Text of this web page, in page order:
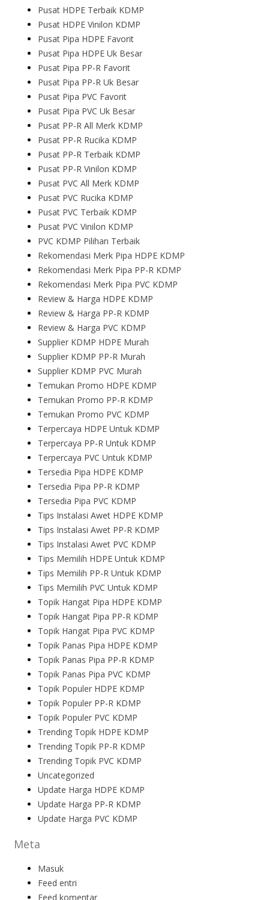
Pusat HDPE Terbaik KDMP
Pusat HDPE Vinilon KDMP
Pusat Pipa HDPE Favorit
Pusat Pipa HDPE Uk Besar
Pusat Pipa PP-R Favorit
Pusat Pipa PP-R Uk Besar
Pusat Pipa PVC Favorit
Pusat Pipa PVC Uk Besar
Pusat PP-R All Merk KDMP
Pusat PP-R Rucika KDMP
Pusat PP-R Terbaik KDMP
Pusat PP-R Vinilon KDMP
Pusat PVC All Merk KDMP
Pusat PVC Rucika KDMP
Pusat PVC Terbaik KDMP
Pusat PVC Vinilon KDMP
PVC KDMP Pilihan Terbaik
Rekomendasi Merk Pipa HDPE KDMP
Rekomendasi Merk Pipa PP-R KDMP
Rekomendasi Merk Pipa PVC KDMP
Review & Harga HDPE KDMP
Review & Harga PP-R KDMP
Review & Harga PVC KDMP
Supplier KDMP HDPE Murah
Supplier KDMP PP-R Murah
Supplier KDMP PVC Murah
Temukan Promo HDPE KDMP
Temukan Promo PP-R KDMP
Temukan Promo PVC KDMP
Terpercaya HDPE Untuk KDMP
Terpercaya PP-R Untuk KDMP
Terpercaya PVC Untuk KDMP
Tersedia Pipa HDPE KDMP
Tersedia Pipa PP-R KDMP
Tersedia Pipa PVC KDMP
Tips Instalasi Awet HDPE KDMP
Tips Instalasi Awet PP-R KDMP
Tips Instalasi Awet PVC KDMP
Tips Memilih HDPE Untuk KDMP
Tips Memilih PP-R Untuk KDMP
Tips Memilih PVC Untuk KDMP
Topik Hangat Pipa HDPE KDMP
Topik Hangat Pipa PP-R KDMP
Topik Hangat Pipa PVC KDMP
Topik Panas Pipa HDPE KDMP
Topik Panas Pipa PP-R KDMP
Topik Panas Pipa PVC KDMP
Topik Populer HDPE KDMP
Topik Populer PP-R KDMP
Topik Populer PVC KDMP
Trending Topik HDPE KDMP
Trending Topik PP-R KDMP
Trending Topik PVC KDMP
Uncategorized
Update Harga HDPE KDMP
Update Harga PP-R KDMP
Update Harga PVC KDMP
Meta
Masuk
Feed entri
Feed komentar